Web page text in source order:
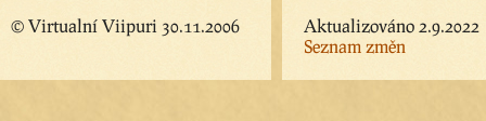
© Virtualní Viipuri 30.11.2006
Aktualizováno 2.9.2022
Seznam změn